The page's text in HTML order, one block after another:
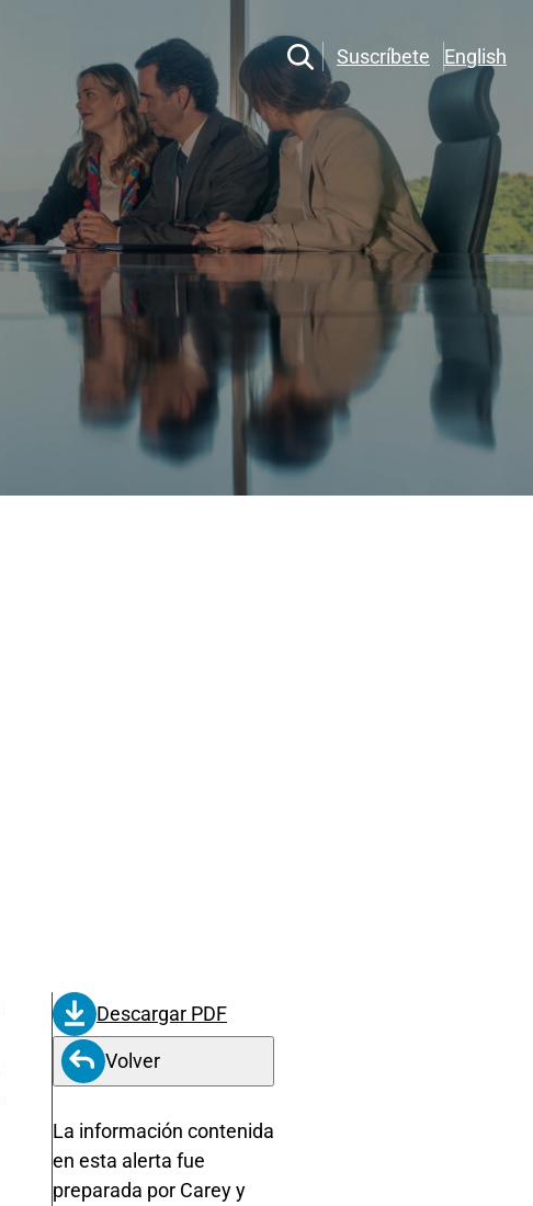
Suscríbete English
Descargar PDF
Volver
La información contenida
en esta alerta fue
preparada por Carey y